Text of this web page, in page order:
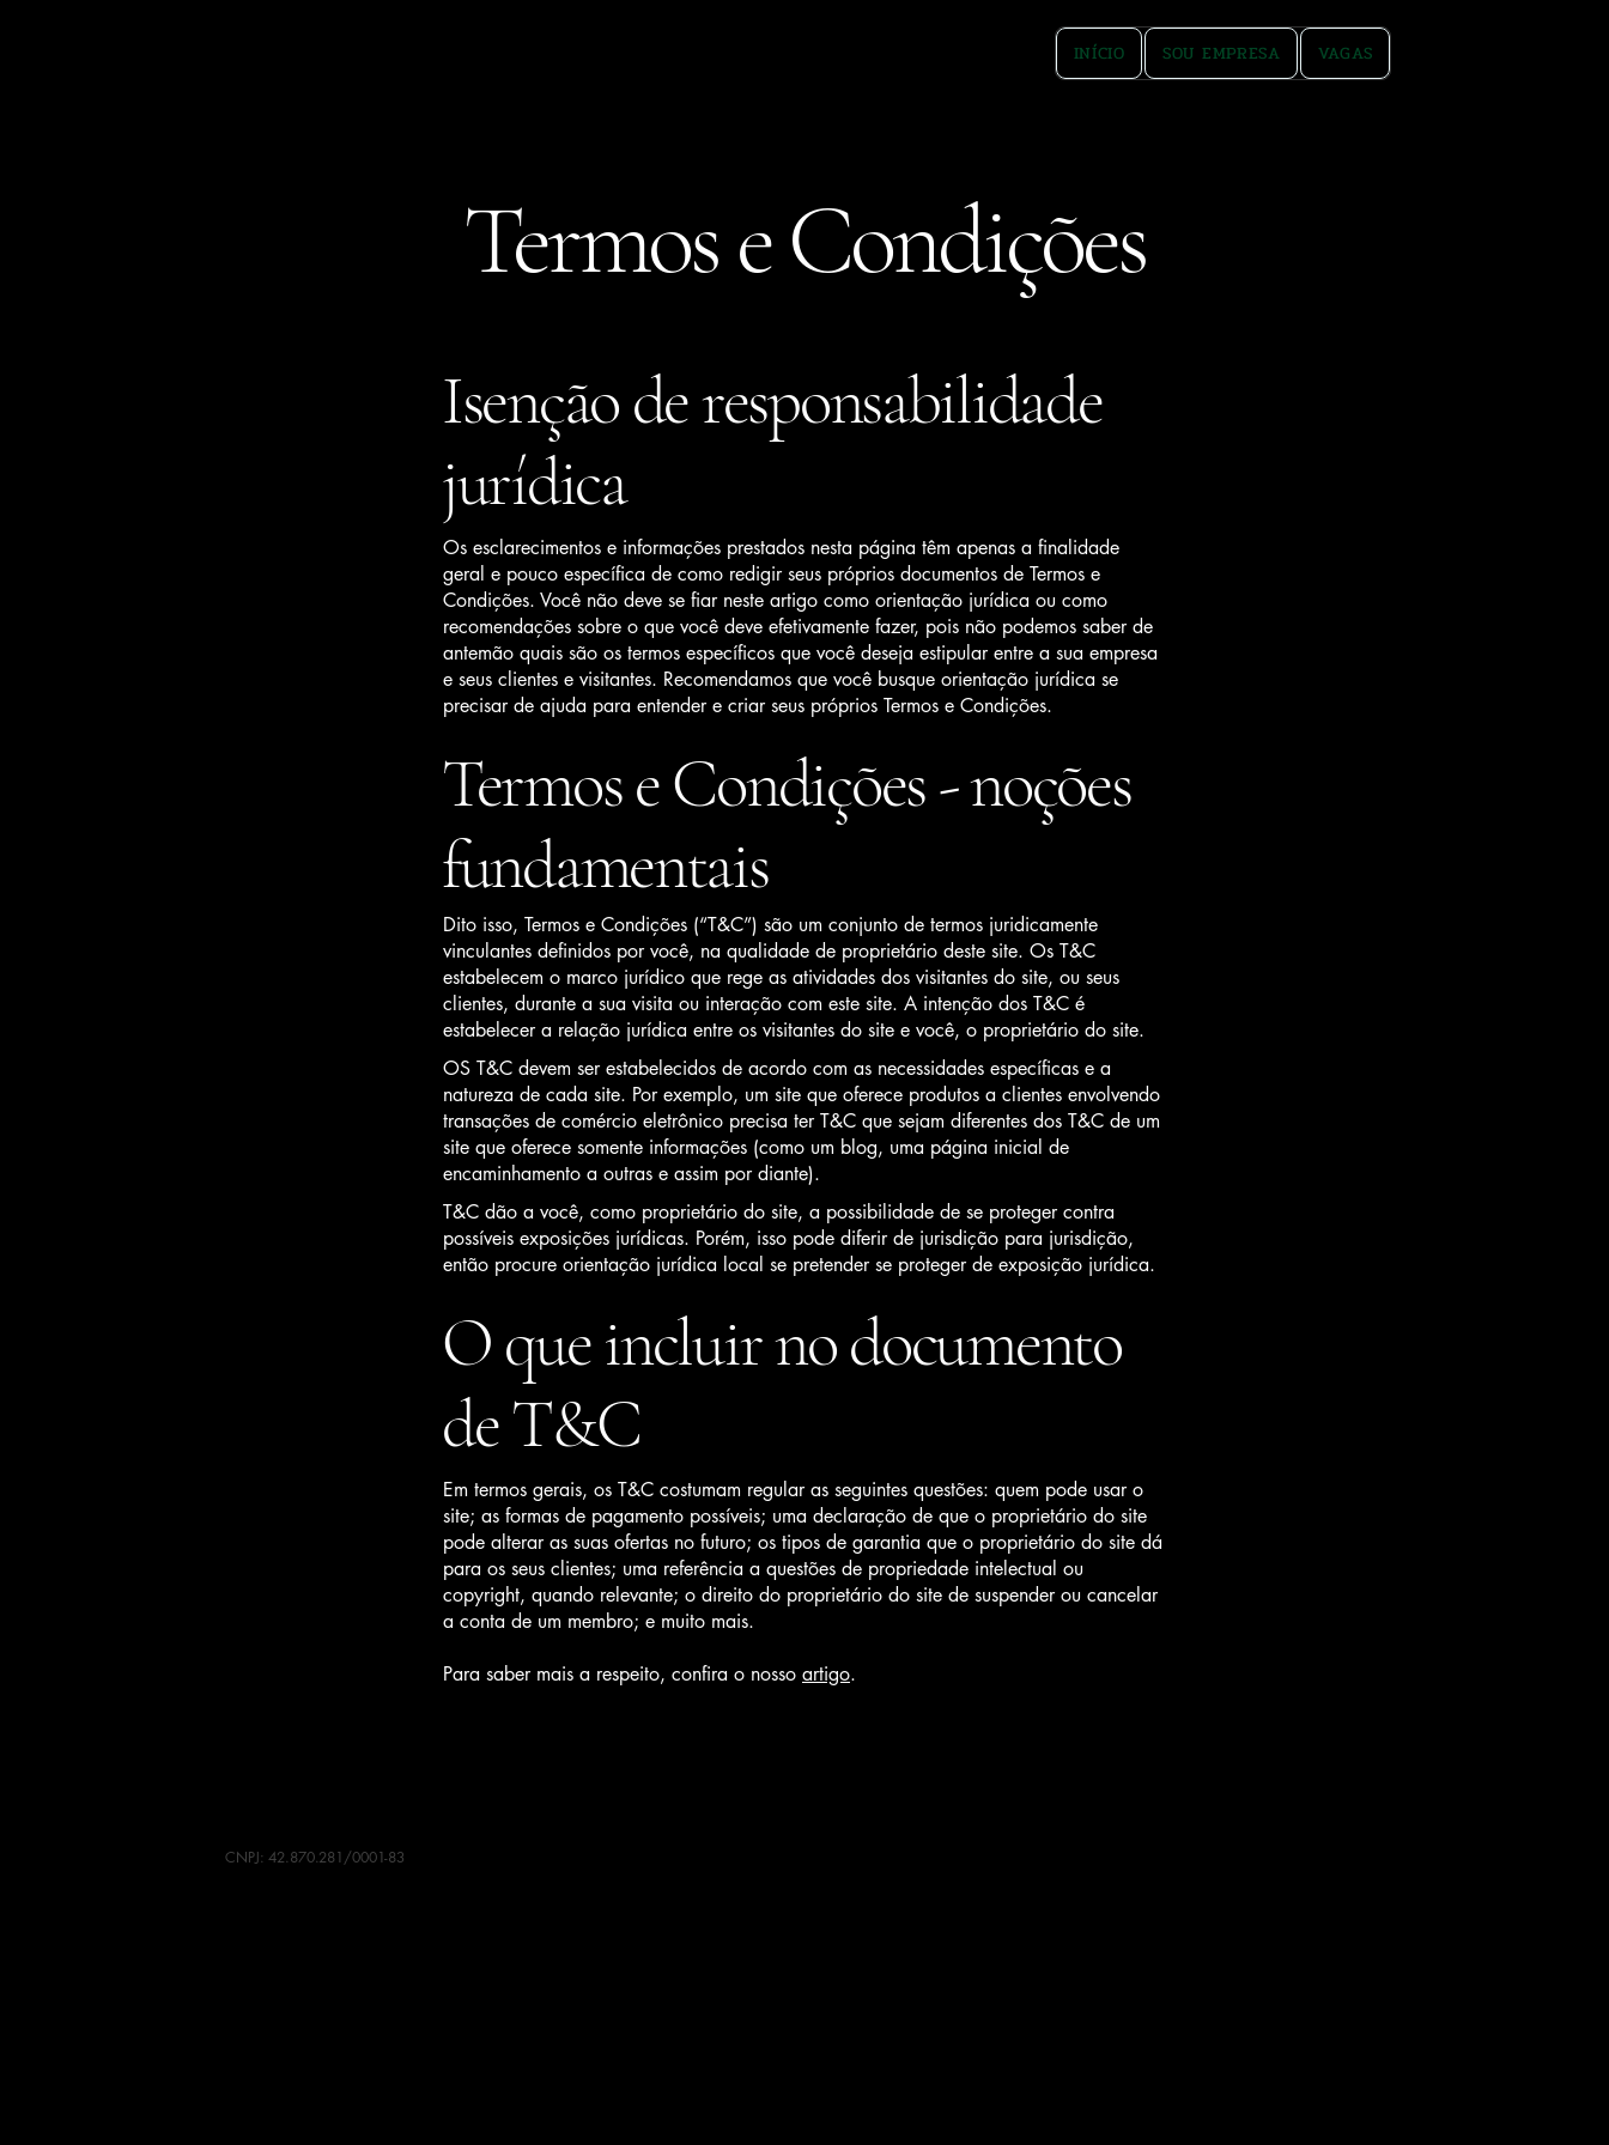
INÍCIO SOU EMPRESA VAGAS
Termos e Condições
Isenção de responsabilidade
jurídica
Os esclarecimentos e informações prestados nesta página têm apenas a finalidade
geral e pouco específica de como redigir seus próprios documentos de Termos e
Condições. Você não deve se fiar neste artigo como orientação jurídica ou como
recomendações sobre o que você deve efetivamente fazer, pois não podemos saber de
antemão quais são os termos específicos que você deseja estipular entre a sua empresa
e seus clientes e visitantes. Recomendamos que você busque orientação jurídica se
precisar de ajuda para entender e criar seus próprios Termos e Condições.
Termos e Condições - noções
fundamentais
Dito isso, Termos e Condições (“T&C”) são um conjunto de termos juridicamente
vinculantes definidos por você, na qualidade de proprietário deste site. Os T&C
estabelecem o marco jurídico que rege as atividades dos visitantes do site, ou seus
clientes, durante a sua visita ou interação com este site. A intenção dos T&C é
estabelecer a relação jurídica entre os visitantes do site e você, o proprietário do site.
OS T&C devem ser estabelecidos de acordo com as necessidades específicas e a
natureza de cada site. Por exemplo, um site que oferece produtos a clientes envolvendo
transações de comércio eletrônico precisa ter T&C que sejam diferentes dos T&C de um
site que oferece somente informações (como um blog, uma página inicial de
encaminhamento a outras e assim por diante).
T&C dão a você, como proprietário do site, a possibilidade de se proteger contra
possíveis exposições jurídicas. Porém, isso pode diferir de jurisdição para jurisdição,
então procure orientação jurídica local se pretender se proteger de exposição jurídica.
O que incluir no documento
de T&C
Em termos gerais, os T&C costumam regular as seguintes questões: quem pode usar o
site; as formas de pagamento possíveis; uma declaração de que o proprietário do site
pode alterar as suas ofertas no futuro; os tipos de garantia que o proprietário do site dá
para os seus clientes; uma referência a questões de propriedade intelectual ou
copyright, quando relevante; o direito do proprietário do site de suspender ou cancelar
a conta de um membro; e muito mais.
Para saber mais a respeito, confira o nosso artigo.
CNPJ: 42.870.281/0001-83